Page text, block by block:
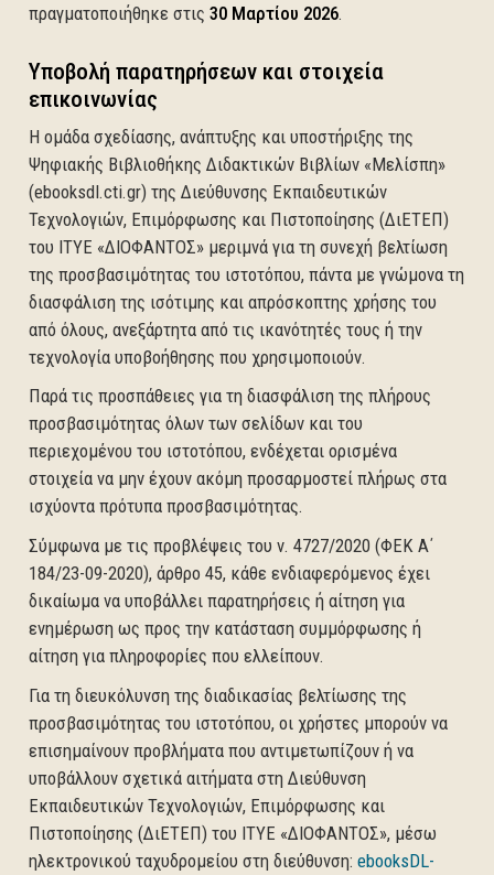
πραγματοποιήθηκε στις30 Μαρτίου 2026.
Υποβολή παρατηρήσεων και στοιχεία
επικοινωνίας
Η ομάδα σχεδίασης, ανάπτυξης και υποστήριξης της
Ψηφιακής Βιβλιοθήκης Διδακτικών Βιβλίων «Μελίσπη»
(ebooksdl.cti.gr) της Διεύθυνσης Εκπαιδευτικών
Τεχνολογιών, Επιμόρφωσης και Πιστοποίησης (ΔιΕΤΕΠ)
του ΙΤΥΕ «ΔΙΟΦΑΝΤΟΣ» μεριμνά για τη συνεχή βελτίωση
της προσβασιμότητας του ιστοτόπου, πάντα με γνώμονα τη
διασφάλιση της ισότιμης και απρόσκοπτης χρήσης του
από όλους, ανεξάρτητα από τις ικανότητές τους ή την
τεχνολογία υποβοήθησης που χρησιμοποιούν.
Παρά τις προσπάθειες για τη διασφάλιση της πλήρους
προσβασιμότητας όλων των σελίδων και του
περιεχομένου του ιστοτόπου, ενδέχεται ορισμένα
στοιχεία να μην έχουν ακόμη προσαρμοστεί πλήρως στα
ισχύοντα πρότυπα προσβασιμότητας.
Σύμφωνα με τις προβλέψεις του ν. 4727/2020 (ΦΕΚ Α΄
184/23-09-2020), άρθρο 45, κάθε ενδιαφερόμενος έχει
δικαίωμα να υποβάλλει παρατηρήσεις ή αίτηση για
ενημέρωση ως προς την κατάσταση συμμόρφωσης ή
αίτηση για πληροφορίες που ελλείπουν.
Για τη διευκόλυνση της διαδικασίας βελτίωσης της
προσβασιμότητας του ιστοτόπου, οι χρήστες μπορούν να
επισημαίνουν προβλήματα που αντιμετωπίζουν ή να
υποβάλλουν σχετικά αιτήματα στη Διεύθυνση
Εκπαιδευτικών Τεχνολογιών, Επιμόρφωσης και
Πιστοποίησης (ΔιΕΤΕΠ) του ΙΤΥΕ «ΔΙΟΦΑΝΤΟΣ», μέσω
ηλεκτρονικού ταχυδρομείου στη διεύθυνση:ebooksDL-